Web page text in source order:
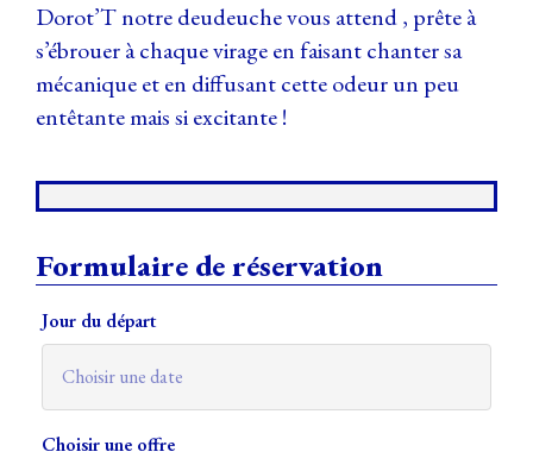
Dorot’T notre deudeuche vous attend , prête à
s’ébrouer à chaque virage en faisant chanter sa
mécanique et en diffusant cette odeur un peu
entêtante mais si excitante !
Formulaire de réservation
Jour du départ
Choisir une offre